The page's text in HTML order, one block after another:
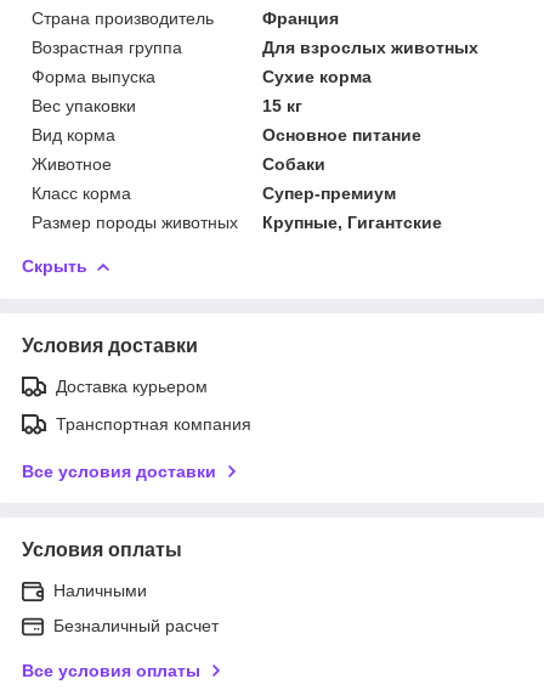
Страна производитель
Франция
Возрастная группа
Для взрослых животных
Форма выпуска
Сухие корма
Вес упаковки
15 кг
Вид корма
Основное питание
Животное
Собаки
Класс корма
Супер-премиум
Размер породы животных
Крупные, Гигантские
Скрыть
Условия доставки
Доставка курьером
Транспортная компания
Все условия доставки
Условия оплаты
Наличными
Безналичный расчет
Все условия оплаты